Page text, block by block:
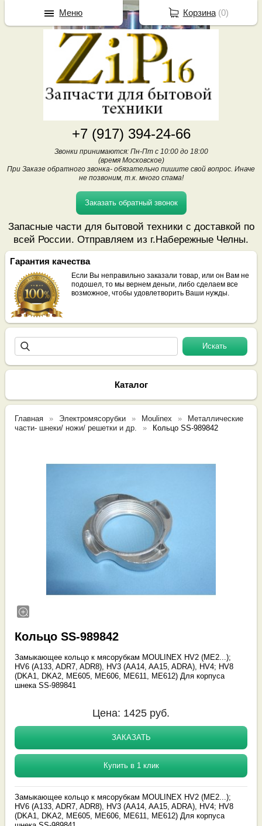
+7 (917) 394-24-66
Звонки принимаются: Пн-Пт с 10:00 до 18:00
(время Московское)
При Заказе обратного звонка- обязательно пишите свой вопрос. Иначе
не позвоним, т.к. много спама!
Заказать обратный звонок
Запасные части для бытовой техники с доставкой по
всей России. Отправляем из г.Набережные Челны.
Гарантия качества
Если Вы неправильно заказали товар, или он Вам не
подошел, то мы вернем деньги, либо сделаем все
возможное, чтобы удовлетворить Ваши нужды.
Каталог
Главная Электромясорубки Moulinex
Металлические
части- шнеки/ ножи/ решетки и др.
Кольцо SS-989842
Кольцо SS-989842
Замыкающее кольцо к мясорубкам MOULINEX HV2 (ME2...);
HV6 (A133, ADR7, ADR8), HV3 (AA14, AA15, ADRA), HV4; HV8
(DKA1, DKA2, ME605, ME606, ME611, ME612) Для корпуса
шнека SS-989841
Цена: 1425 руб.
ЗАКАЗАТЬ
Купить в 1 клик
Замыкающее кольцо к мясорубкам MOULINEX HV2 (ME2...);
HV6 (A133, ADR7, ADR8), HV3 (AA14, AA15, ADRA), HV4; HV8
(DKA1, DKA2, ME605, ME606, ME611, ME612) Для корпуса
Корзина(0)
Меню